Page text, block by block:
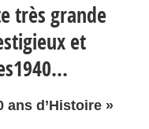
très grande
et
ans d’Histoire »